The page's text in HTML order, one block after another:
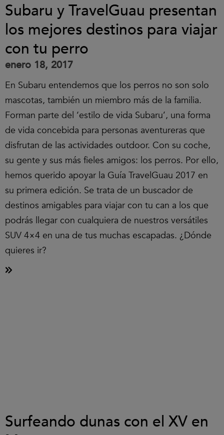
Subaru y TravelGuau presentan
los mejores destinos para viajar
con tu perro
enero 18, 2017
En Subaru entendemos que los perros no son solo
mascotas, también un miembro más de la familia.
Forman parte del ‘estilo de vida Subaru’, una forma
de vida concebida para personas aventureras que
disfrutan de las actividades outdoor. Con su coche,
su gente y sus más fieles amigos: los perros. Por ello,
hemos querido apoyar la Guía TravelGuau 2017 en
su primera edición. Se trata de un buscador de
destinos amigables para viajar con tu can a los que
podrás llegar con cualquiera de nuestros versátiles
SUV 4×4 en una de tus muchas escapadas. ¿Dónde
quieres ir?
Surfeando dunas con el XV en